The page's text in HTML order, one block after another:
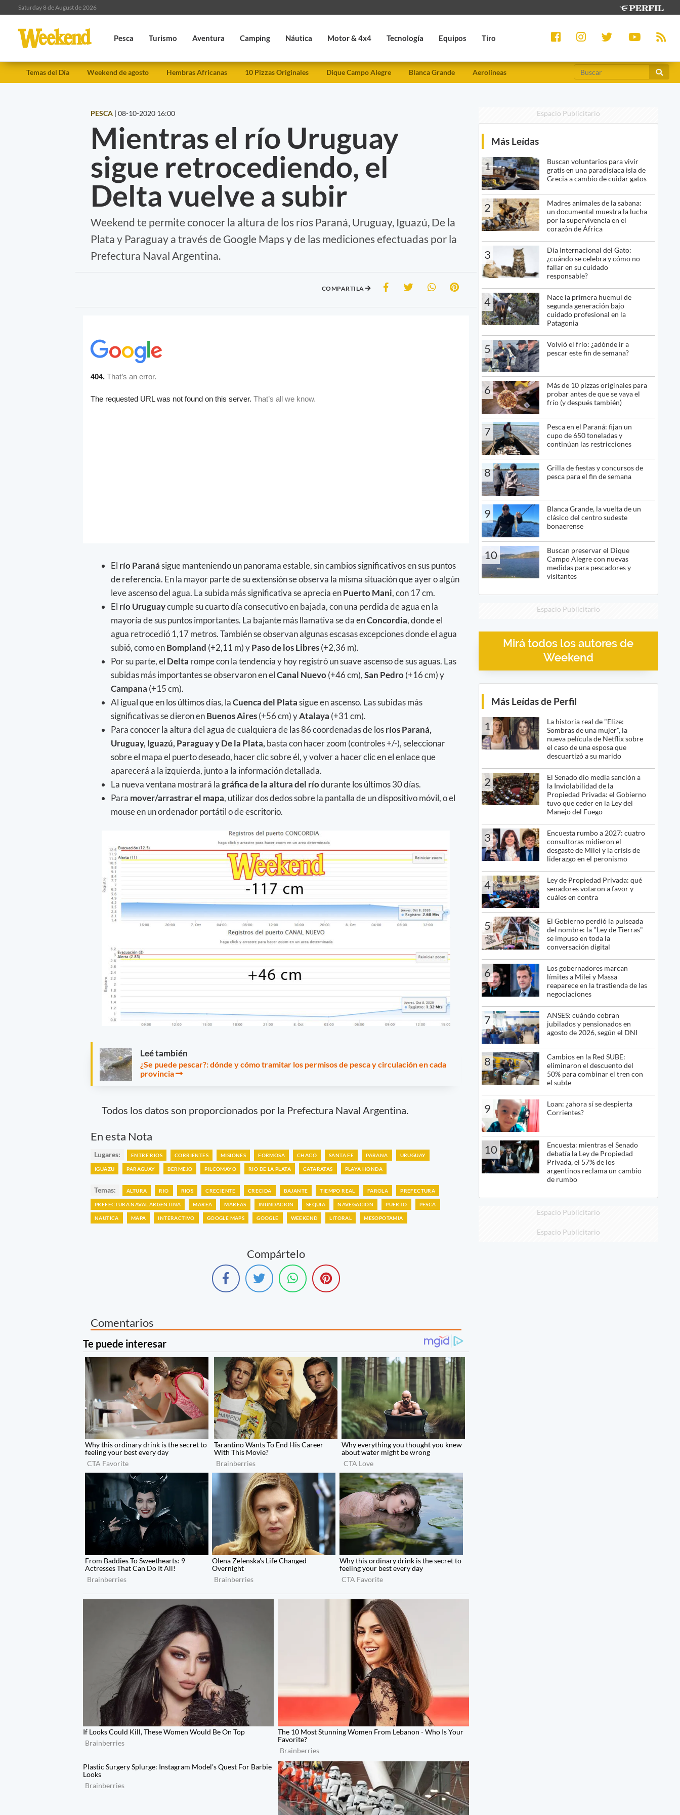
Saturday 8 de August de 2026
Pesca Turismo Aventura Camping Náutica Motor & 4x4 Tecnología Equipos Tiro
Temas del Día Weekend de agosto Hembras Africanas 10 Pizzas Originales Dique Campo Alegre Blanca Grande Aerolíneas
PESCA | 08-10-2020 16:00
Mientras el río Uruguay
sigue retrocediendo, el
Delta vuelve a subir
Weekend te permite conocer la altura de los ríos Paraná, Uruguay, Iguazú, De la
Plata y Paraguay a través de Google Maps y de las mediciones efectuadas por la
Prefectura Naval Argentina.
COMPARTILA
El río Paranásigue manteniendo un panorama estable, sin cambios significativos en sus puntos
de referencia. En la mayor parte de su extensión se observa la misma situación que ayer o algún
leve ascenso del agua. La subida más significativa se aprecia enPuerto Mani, con 17 cm.
El río Uruguaycumple su cuarto día consecutivo en bajada, con una perdida de agua en la
mayoría de sus puntos importantes. La bajante más llamativa se da enConcordia, donde el
agua retrocedió 1,17 metros. También se observan algunas escasas excepciones donde el agua
subió, como enBompland (+2,11 m) yPaso de los Libres(+2,36 m).
Por su parte, el Delta rompe con la tendencia y hoy registró un suave ascenso de sus aguas. Las
subidas más importantes se observaron en elCanal Nuevo(+46 cm),San Pedro(+16 cm) y
Campana (+15 cm).
Al igual que en los últimos días, laCuenca del Platasigue en ascenso. Las subidas más
significativas se dieron enBuenosAires(+56 cm) yAtalaya (+31 cm).
Para conocer la altura del agua de cualquiera de las 86 coordenadas de losríos Paraná,
Uruguay, Iguazú, Paraguay y De la Plata,basta con hacer zoom (controles +/-), seleccionar
sobre el mapa el puerto deseado, hacer clic sobre él, y volver a hacer clic en el enlace que
aparecerá a la izquierda, junto a la información detallada.
La nueva ventana mostrará lagráfica de la altura del ríodurante los últimos 30 días.
Para mover/arrastrar el mapa, utilizar dos dedos sobre la pantalla de un dispositivo móvil, o el
mouse en un ordenador portátil o de escritorio.
Leé también
¿Se puede pescar?: dónde y cómo tramitar los permisos de pesca y circulación en cada
provincia
Todos los datos son proporcionados por la Prefectura Naval Argentina.
En esta Nota
Lugares: ENTRE RIOS CORRIENTES MISIONES FORMOSA CHACO SANTA FE PARANA URUGUAY
IGUAZU PARAGUAY BERMEJO PILCOMAYO RIO DE LA PLATA CATARATAS PLAYA HONDA
Temas: ALTURA RIO RIOS CRECIENTE CRECIDA BAJANTE TIEMPO REAL FAROLA PREFECTURA
PREFECTURA NAVAL ARGENTINA MAREA MAREAS INUNDACION SEQUIA NAVEGACION PUERTO PESCA
NAUTICA MAPA INTERACTIVO GOOGLE MAPS GOOGLE WEEKEND LITORAL MESOPOTAMIA
Compártelo
Comentarios
Espacio Publicitario
Más Leídas
1
Buscan voluntarios para vivir
gratis en una paradisíaca isla de
Grecia a cambio de cuidar gatos
2
Madres animales de la sabana:
un documental muestra la lucha
por la supervivencia en el
corazón de África
3
Día Internacional del Gato:
¿cuándo se celebra y cómo no
fallar en su cuidado
responsable?
4
Nace la primera huemul de
segunda generación bajo
cuidado profesional en la
Patagonia
5
Volvió el frío: ¿adónde ir a
pescar este fin de semana?
6
Más de 10 pizzas originales para
probar antes de que se vaya el
frío (y después también)
7
Pesca en el Paraná: fijan un
cupo de 650 toneladas y
continúan las restricciones
8
Grilla de fiestas y concursos de
pesca para el fin de semana
9
Blanca Grande, la vuelta de un
clásico del centro sudeste
bonaerense
10
Buscan preservar el Dique
Campo Alegre con nuevas
medidas para pescadores y
visitantes
Espacio Publicitario
Mirá todos los autores de
Weekend
Más Leídas de Perfil
1
La historia real de "Elize:
Sombras de una mujer", la
nueva película de Netflix sobre
el caso de una esposa que
descuartizó a su marido
2
El Senado dio media sanción a
la Inviolabilidad de la
Propiedad Privada: el Gobierno
tuvo que ceder en la Ley del
Manejo del Fuego
3
Encuesta rumbo a 2027: cuatro
consultoras midieron el
desgaste de Milei y la crisis de
liderazgo en el peronismo
4
Ley de Propiedad Privada: qué
senadores votaron a favor y
cuáles en contra
5
El Gobierno perdió la pulseada
del nombre: la "Ley de Tierras"
se impuso en toda la
conversación digital
6
Los gobernadores marcan
límites a Milei y Massa
reaparece en la trastienda de las
negociaciones
7
ANSES: cuándo cobran
jubilados y pensionados en
agosto de 2026, según el DNI
8
Cambios en la Red SUBE:
eliminaron el descuento del
50% para combinar el tren con
el subte
9
Loan: ¿ahora sí se despierta
Corrientes?
10
Encuesta: mientras el Senado
debatía la Ley de Propiedad
Privada, el 57% de los
argentinos reclama un cambio
de rumbo
Espacio Publicitario
Espacio Publicitario